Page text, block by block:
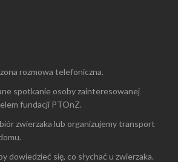
rozmowa telefoniczna.
spotkanie osoby zainteresowanej
fundacji PTOnZ.
zwierzaka lub organizujemy transport
dowiedzieć się, co słychać u zwierzaka.